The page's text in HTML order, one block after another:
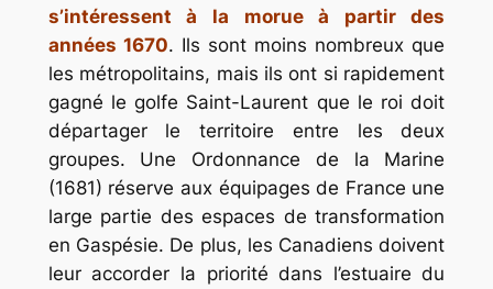
s’intéressent à la morue à partir des
années 1670. Ils sont moins nombreux que
les métropolitains, mais ils ont si rapidement
gagné le golfe Saint-Laurent que le roi doit
départager le territoire entre les deux
groupes. Une Ordonnance de la Marine
(1681) réserve aux équipages de France une
large partie des espaces de transformation
en Gaspésie. De plus, les Canadiens doivent
leur accorder la priorité dans l’estuaire du